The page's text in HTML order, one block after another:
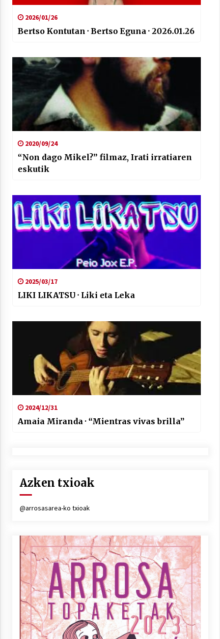
2026/01/26
Bertso Kontutan · Bertso Eguna · 2026.01.26
2020/09/24
“Non dago Mikel?” filmaz, Irati irratiaren
eskutik
2025/03/17
LIKI LIKATSU · Liki eta Leka
2024/12/31
Amaia Miranda · “Mientras vivas brilla”
Azken txioak
@arrosasarea-ko txioak